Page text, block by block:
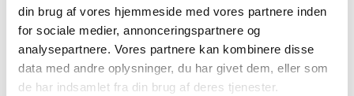
din brug af vores hjemmeside med vores partnere inden
for sociale medier, annonceringspartnere og
analysepartnere. Vores partnere kan kombinere disse
data med andre oplysninger, du har givet dem, eller som
de har indsamlet fra din brug af deres tjenester.